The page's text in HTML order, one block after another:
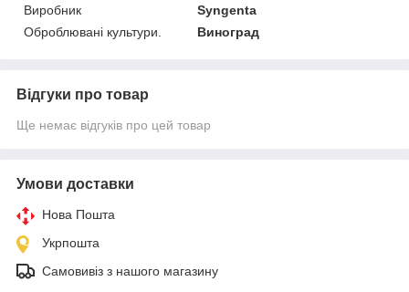
Виробник
Syngenta
Оброблювані культури.
Виноград
Відгуки про товар
Ще немає відгуків про цей товар
Умови доставки
Нова Пошта
Укрпошта
Самовивіз з нашого магазину